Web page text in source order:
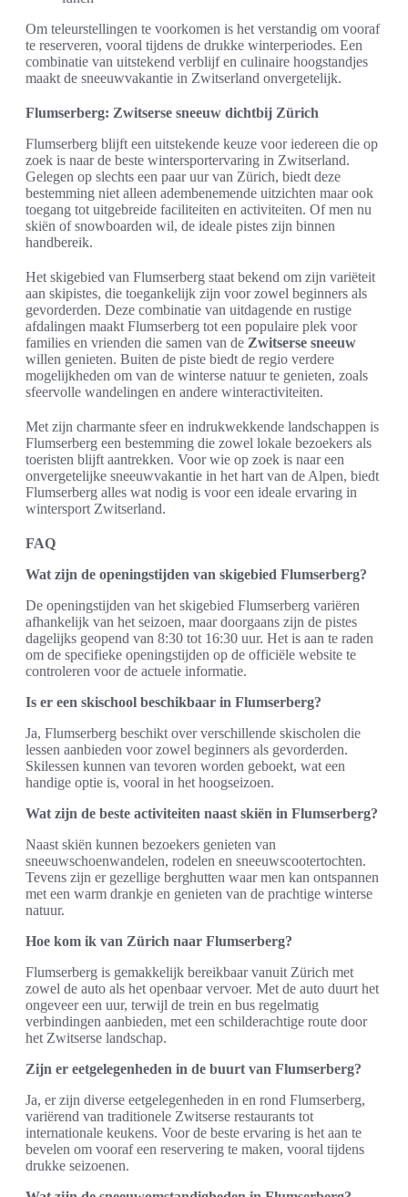
Om teleurstellingen te voorkomen is het verstandig om vooraf
te reserveren, vooral tijdens de drukke winterperiodes. Een
combinatie van uitstekend verblijf en culinaire hoogstandjes
maakt de sneeuwvakantie in Zwitserland onvergetelijk.
Flumserberg: Zwitserse sneeuw dichtbij Zürich
Flumserberg blijft een uitstekende keuze voor iedereen die op
zoek is naar de beste wintersportervaring in Zwitserland.
Gelegen op slechts een paar uur van Zürich, biedt deze
bestemming niet alleen adembenemende uitzichten maar ook
toegang tot uitgebreide faciliteiten en activiteiten. Of men nu
skiën of snowboarden wil, de ideale pistes zijn binnen
handbereik.
Het skigebied van Flumserberg staat bekend om zijn variëteit
aan skipistes, die toegankelijk zijn voor zowel beginners als
gevorderden. Deze combinatie van uitdagende en rustige
afdalingen maakt Flumserberg tot een populaire plek voor
families en vrienden die samen van de Zwitserse sneeuw
willen genieten. Buiten de piste biedt de regio verdere
mogelijkheden om van de winterse natuur te genieten, zoals
sfeervolle wandelingen en andere winteractiviteiten.
Met zijn charmante sfeer en indrukwekkende landschappen is
Flumserberg een bestemming die zowel lokale bezoekers als
toeristen blijft aantrekken. Voor wie op zoek is naar een
onvergetelijke sneeuwvakantie in het hart van de Alpen, biedt
Flumserberg alles wat nodig is voor een ideale ervaring in
wintersport Zwitserland.
FAQ
Wat zijn de openingstijden van skigebied Flumserberg?
De openingstijden van het skigebied Flumserberg variëren
afhankelijk van het seizoen, maar doorgaans zijn de pistes
dagelijks geopend van 8:30 tot 16:30 uur. Het is aan te raden
om de specifieke openingstijden op de officiële website te
controleren voor de actuele informatie.
Is er een skischool beschikbaar in Flumserberg?
Ja, Flumserberg beschikt over verschillende skischolen die
lessen aanbieden voor zowel beginners als gevorderden.
Skilessen kunnen van tevoren worden geboekt, wat een
handige optie is, vooral in het hoogseizoen.
Wat zijn de beste activiteiten naast skiën in Flumserberg?
Naast skiën kunnen bezoekers genieten van
sneeuwschoenwandelen, rodelen en sneeuwscootertochten.
Tevens zijn er gezellige berghutten waar men kan ontspannen
met een warm drankje en genieten van de prachtige winterse
natuur.
Hoe kom ik van Zürich naar Flumserberg?
Flumserberg is gemakkelijk bereikbaar vanuit Zürich met
zowel de auto als het openbaar vervoer. Met de auto duurt het
ongeveer een uur, terwijl de trein en bus regelmatig
verbindingen aanbieden, met een schilderachtige route door
het Zwitserse landschap.
Zijn er eetgelegenheden in de buurt van Flumserberg?
Ja, er zijn diverse eetgelegenheden in en rond Flumserberg,
variërend van traditionele Zwitserse restaurants tot
internationale keukens. Voor de beste ervaring is het aan te
bevelen om vooraf een reservering te maken, vooral tijdens
drukke seizoenen.